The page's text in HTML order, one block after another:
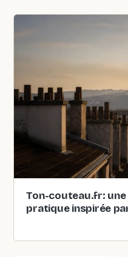
Ton-couteau.fr:
pratique inspirée